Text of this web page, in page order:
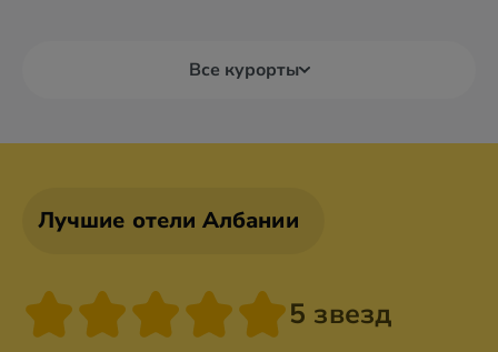
Все курорты
Лучшие отели Албании
5 звезд